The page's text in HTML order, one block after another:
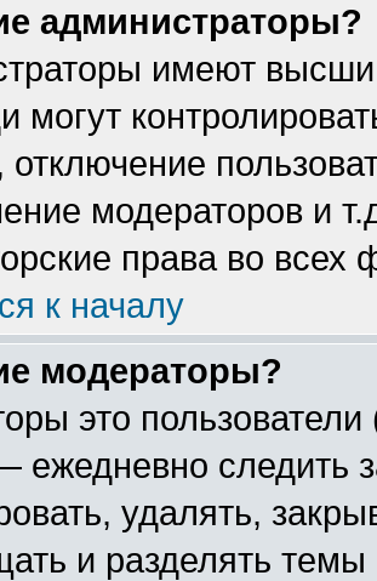
администраторы?
имеют
могут
отключение
модераторов и
права во всех
к началу
модераторы?
это
ежедневно следить
удалять,
и разделять